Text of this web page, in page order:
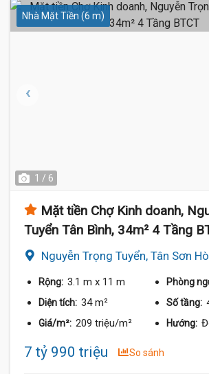
Nhà Mặt Tiền (6 m)
1 / 6
Mặt tiền Chợ Kinh doanh,
Tuyển Tân Bình, 34m² 4 Tầng
Nguyễn Trọng Tuyển, Tân Sơn
Rộng: 3.1 m x 11 m Phòng
Diện tích: 34 m² Số tầng:
Giá/m²: 209 triệu/m² Hướng:
7 tỷ 990 triệu So sánh